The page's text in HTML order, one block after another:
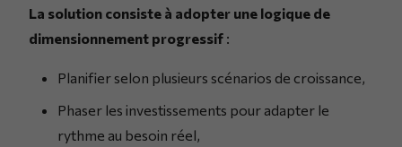
La solution consiste à adopter une logique de
dimensionnement progressif :
Planifier selon plusieurs scénarios de croissance,
Phaser les investissements pour adapter le
rythme au besoin réel,